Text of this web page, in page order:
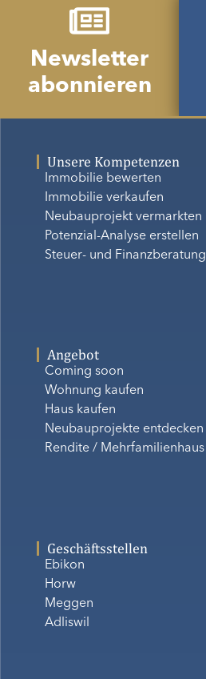
Newsletter
abonnieren
Unsere Kompetenzen
Immobilie bewerten
Immobilie verkaufen
Neubauprojekt vermarkten
Potenzial-Analyse erstellen
Steuer- und Finanzberatung
Angebot
Coming soon
Wohnung kaufen
Haus kaufen
Neubauprojekte entdecken
Rendite / Mehrfamilienhaus
Geschäftsstellen
Ebikon
Horw
Meggen
Adliswil